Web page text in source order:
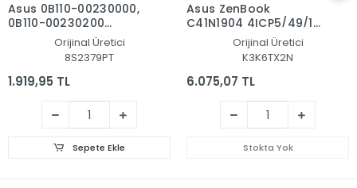
Asus 0B110-00230000,
0B110-00230200
Notebook Batarya - Pil
Orijinal Üretici
8S2379PT
1.919,95 TL
Sepete Ekle
Asus ZenBook
C41N1904 4ICP5/49/121
Batarya - PilOrijinal Üretici
K3K6TX2N
6.075,07 TL
Stokta Yok